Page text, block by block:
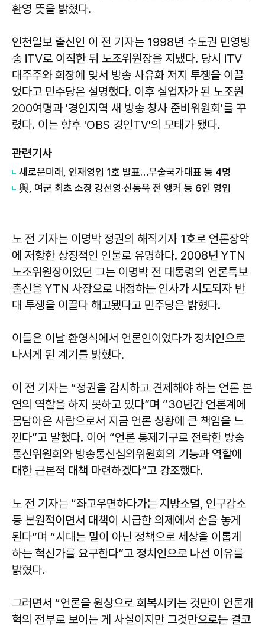
환영 뜻을 밝혔다.
인천일보 출신인 이 전 기자는 1998년 수도권 민영방
송 iTV로 이직한 뒤 노조위원장을 지냈다. 당시 iTV
대주주와 회장에 맞서 방송 사유화 저지 투쟁을 이끌
었다고 민주당은 설명했다. 이후 실업자가 된 노조원
200여명과 '경인지역 새 방송 창사 준비위원회'를 꾸
렸다. 이는 향후 'OBS 경인TV'의 모태가 됐다.
관련기사
새로운미래, 인재영입 1호 발표…무술국가대표 등 4명
與, 여군 최초 소장 강선영·신동욱 전 앵커 등 6인 영입
노 전 기자는 이명박 정권의 해직기자 1호로 언론장악
에 저항한 상징적인 인물로 유명하다. 2008년 YTN
노조위원장이었던 그는 이명박 전 대통령의 언론특보
출신을 YTN 사장으로 내정하는 인사가 시도되자 반
대 투쟁을 이끌다 해고됐다고 민주당은 밝혔다.
이들은 이날 환영식에서 언론인이었다가 정치인으로
나서게 된 계기를 밝혔다.
이 전 기자는 “정권을 감시하고 견제해야 하는 언론 본
연의 역할을 하지 못하고 있다”며 “30년간 언론계에
몸담아온 사람으로서 지금 언론 상황에 큰 책임을 느
낀다”고 말했다. 이어 “언론 통제기구로 전락한 방송
통신위원회와 방송통신심의위원회의 기능과 역할에
대한 근본적 대책 마련하겠다”고 강조했다.
노 전 기자는 “좌고우면하다가는 지방소멸, 인구감소
등 본원적이면서 대책이 시급한 의제에서 손을 놓게
된다”며 “시대는 말이 아닌 정책으로 세상을 이롭게
하는 혁신가를 요구한다”고 정치인으로 나선 이유를
밝혔다.
그러면서 “언론을 원상으로 회복시키는 것만이 언론개
혁의 전부로 보이는 게 사실이지만 그것만으로는 결코